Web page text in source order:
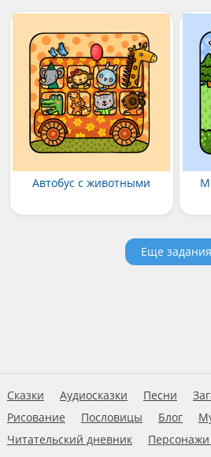
Автобус с животными
Еще задания
Сказки Аудиосказки Песни
Рисование
Пословицы Блог
Читательский дневник
Персонажи